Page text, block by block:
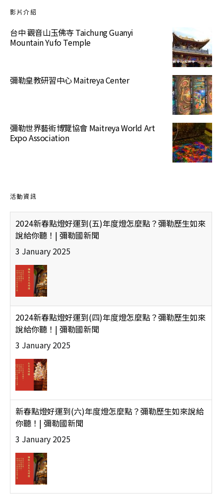
影片介紹
台中 觀音山玉佛寺 Taichung Guanyi
Mountain Yufo Temple
彌勒皇教研習中心 Maitreya Center
彌勒世界藝術博覽協會 Maitreya World Art
Expo Association
活動資訊
2024新春點燈好運到(五)年度燈怎麼點？彌勒歷生如來
說給你聽！| 彌勒國新聞
3 January 2025
2024新春點燈好運到(四)年度燈怎麼點？彌勒歷生如來
說給你聽！| 彌勒國新聞
3 January 2025
新春點燈好運到(六)年度燈怎麼點？彌勒歷生如來說給
你聽！| 彌勒國新聞
3 January 2025